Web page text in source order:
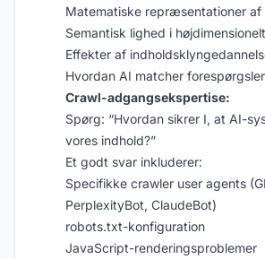
Matematiske repræsentationer af
Semantisk lighed i
Effekter af
Hvordan AI matcher
Crawl-adgangsekspertise:
Spørg: “Hvordan sikrer I, at AI-
vores indhold?”
Et godt svar inkluderer:
Specifikke crawler user agents
PerplexityBot, ClaudeBot)
robots.txt-konfiguration
JavaScript-renderingsproblemer